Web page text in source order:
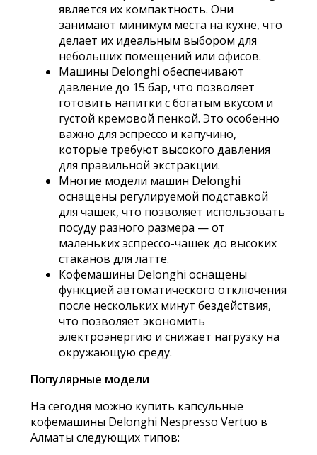
является их компактность. Они
занимают минимум места на кухне, что
делает их идеальным выбором для
небольших помещений или офисов.
Машины Delonghi обеспечивают
давление до 15 бар, что позволяет
готовить напитки с богатым вкусом и
густой кремовой пенкой. Это особенно
важно для эспрессо и капучино,
которые требуют высокого давления
для правильной экстракции.
Многие модели машин Delonghi
оснащены регулируемой подставкой
для чашек, что позволяет использовать
посуду разного размера — от
маленьких эспрессо-чашек до высоких
стаканов для латте.
Кофемашины Delonghi оснащены
функцией автоматического отключения
после нескольких минут бездействия,
что позволяет экономить
электроэнергию и снижает нагрузку на
окружающую среду.
Популярные модели
На сегодня можно купить капсульные
кофемашины Delonghi Nespresso Vertuo в
Алматы следующих типов: